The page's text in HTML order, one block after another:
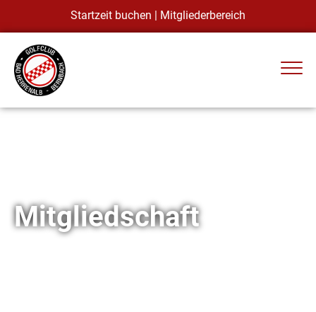
Startzeit buchen | Mitgliederbereich
Mitgliedschaft